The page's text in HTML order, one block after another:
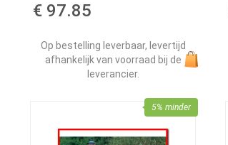
€ 97.85
Op bestelling leverbaar, levertijd
afhankelijk van voorraad bij de
leverancier.
5% minder